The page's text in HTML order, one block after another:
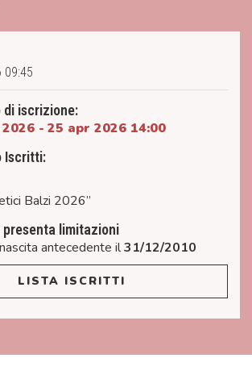
09:45
di iscrizione:
- 25 apr 2026 14:00
Iscritti:
Balzi 2026”
presenta limitazioni
antecedente il31/12/2010
LISTA ISCRITTI